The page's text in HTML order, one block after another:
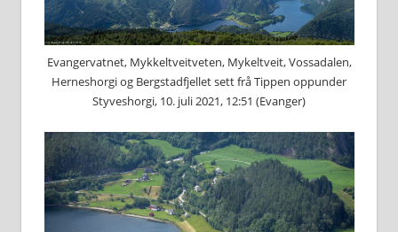
Evangervatnet, Mykkeltveitveten, Mykeltveit, Vossadalen,
Herneshorgi og Bergstadfjellet sett frå Tippen oppunder
Styveshorgi, 10. juli 2021, 12:51 (Evanger)